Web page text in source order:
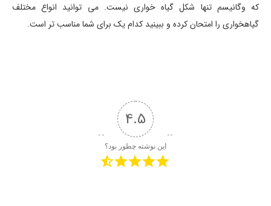
که وگانیسم تنها شکل گیاه خواری نیست. می توانید انواع مختلف
گیاهخواری را امتحان کرده و ببینید کدام یک برای شما مناسب تر است.
4.5
این نوشته چطور بود؟